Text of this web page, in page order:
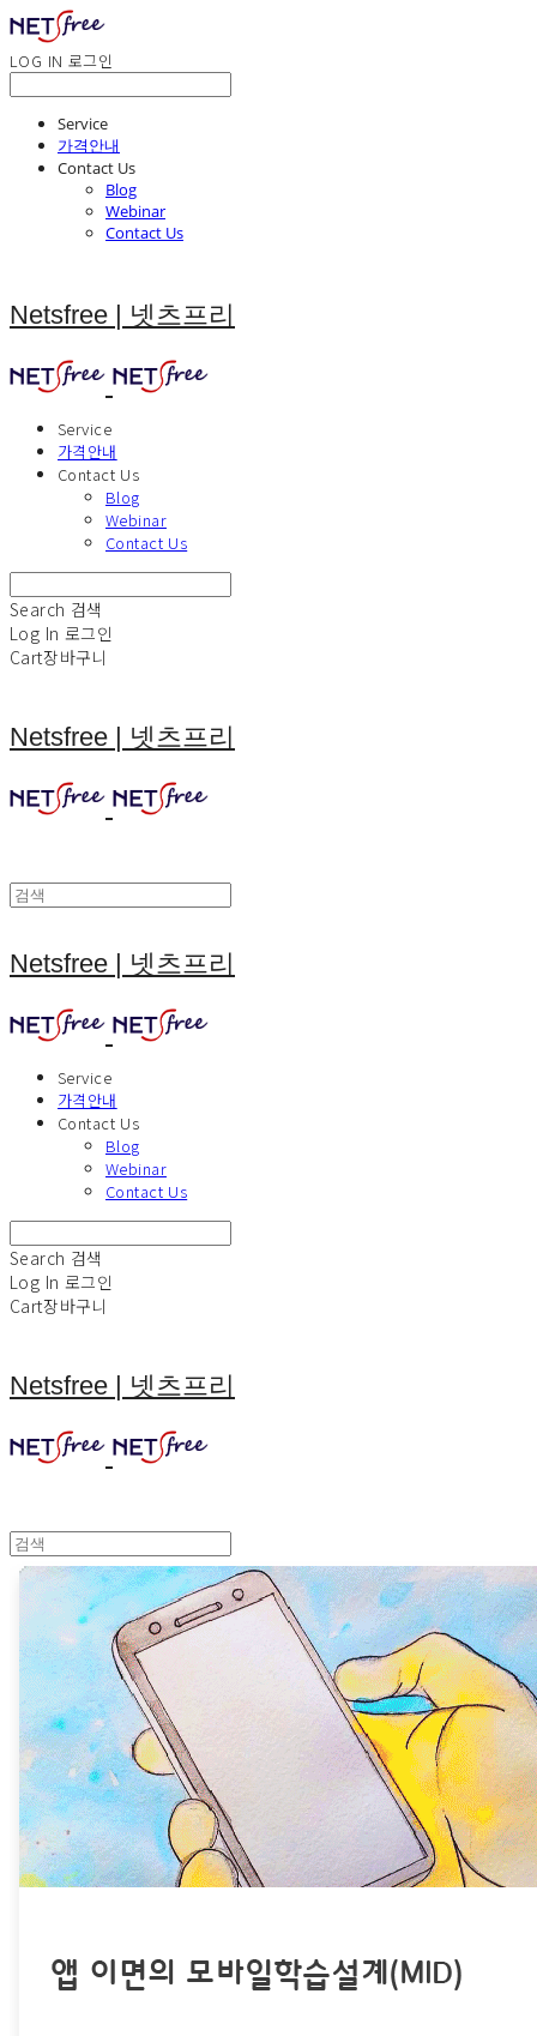
LOG IN 로그인
Service
가격안내
Contact Us
Blog
Webinar
Contact Us
Netsfree | 넷츠프리
Service
가격안내
Contact Us
Blog
Webinar
Contact Us
Search 검색
Log In 로그인
Cart장바구니
Netsfree | 넷츠프리
Netsfree | 넷츠프리
Service
가격안내
Contact Us
Blog
Webinar
Contact Us
Search 검색
Log In 로그인
Cart장바구니
Netsfree | 넷츠프리